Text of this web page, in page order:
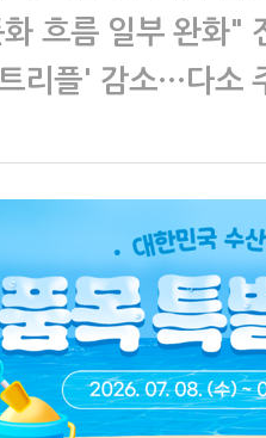
흐름 일부 완화"
리플' 감소…다소